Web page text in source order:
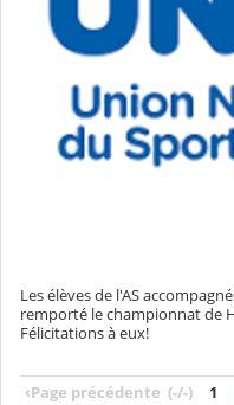
Les élèves de l'AS
remporté le championnat de
Félicitations à eux!
‹Page précédente (-/-) 1